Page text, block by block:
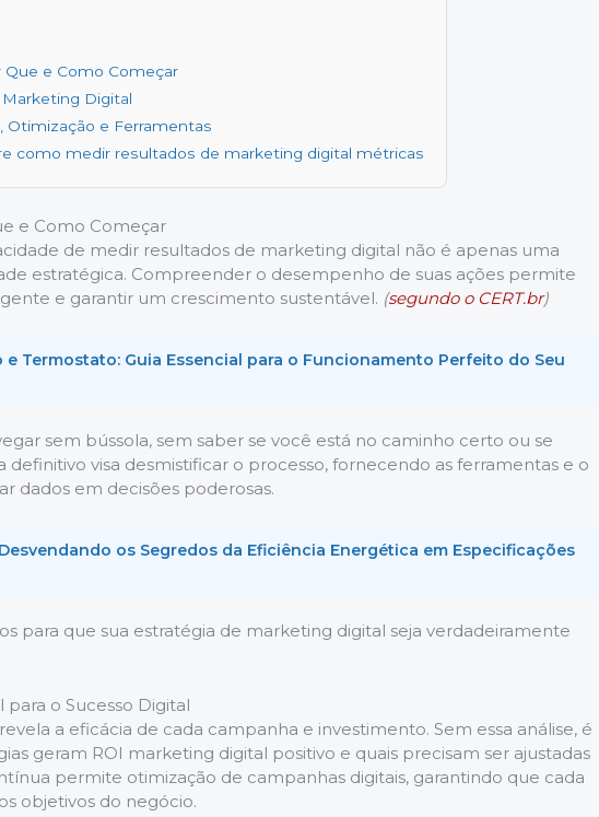
Que e Como Começar
Digital
Otimização e Ferramentas
como medir resultados de marketing digital métricas
e Como Começar
de medir resultados de marketing digital não é apenas uma
estratégica. Compreender o desempenho de suas ações permite
e garantir um crescimento sustentável. (segundo o CERT.br)
e Termostato: Guia Essencial para o Funcionamento Perfeito do Seu
sem bússola, sem saber se você está no caminho certo ou se
definitivo visa desmistificar o processo, fornecendo as ferramentas e o
dados em decisões poderosas.
Desvendando os Segredos da Eficiência Energética em Especificações
para que sua estratégia de marketing digital seja verdadeiramente
o Sucesso Digital
a eficácia de cada campanha e investimento. Sem essa análise, é
geram ROI marketing digital positivo e quais precisam ser ajustadas
permite otimização de campanhas digitais, garantindo que cada
objetivos do negócio.